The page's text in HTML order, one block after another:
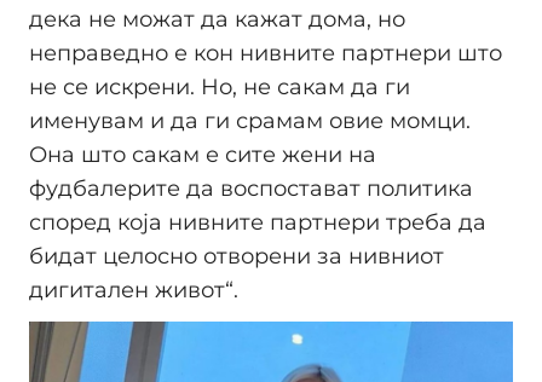
дека не можат да кажат дома, но
неправедно е кон нивните партнери што
не се искрени. Но, не сакам да ги
именувам и да ги срамам овие момци.
Она што сакам е сите жени на
фудбалерите да воспостават политика
според која нивните партнери треба да
бидат целосно отворени за нивниот
дигитален живот“.